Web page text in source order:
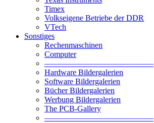
Timex
Volkseigene Betriebe der DDR
VTech
Sonstiges
Rechenmaschinen
Computer
—————————————–
Hardware Bildergalerien
Software Bildergalerien
Bücher Bildergalerien
Werbung Bildergalerien
The PCB-Gallery
—————————————–